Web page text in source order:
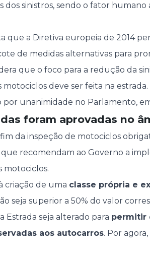
dos sinistros, sendo o fator
que a Diretiva europeia de 2014
de medidas alternativas para
que o foco para a redução da
motociclos deve ser feita na estrada.
por unanimidade no Parlamento,
foram aprovadas no
da inspeção de motociclos
recomendam ao Governo a
motociclos.
criação de uma classe própria e
seja superior a 50% do valor
Estrada seja alterado para permitir
aos autocarros. Por